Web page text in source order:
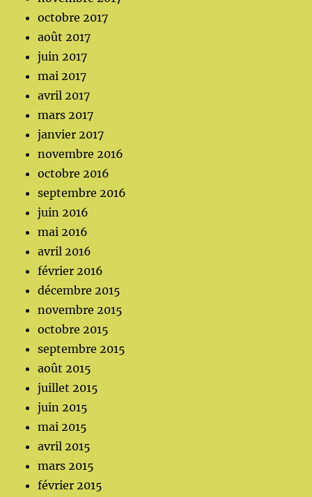
octobre 2017
août 2017
juin 2017
mai 2017
avril 2017
mars 2017
janvier 2017
novembre 2016
octobre 2016
septembre 2016
juin 2016
mai 2016
avril 2016
février 2016
décembre 2015
novembre 2015
octobre 2015
septembre 2015
août 2015
juillet 2015
juin 2015
mai 2015
avril 2015
mars 2015
février 2015